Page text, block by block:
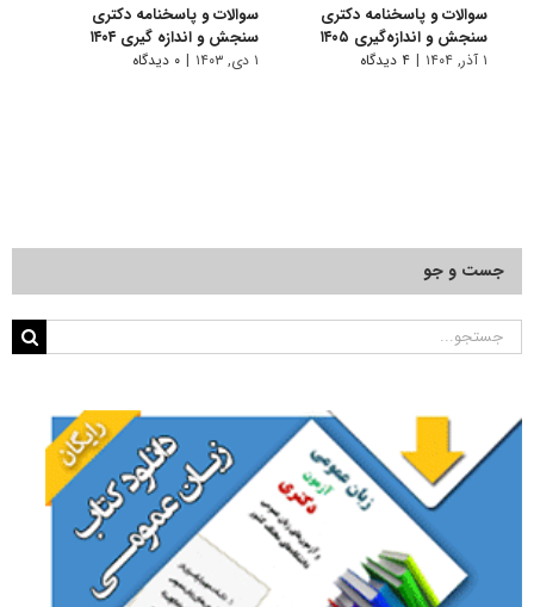
سوالات و پاسخنامه دکتری
سنجش و اندازه‌گیری ۱۴۰۵
۱ آذر, ۱۴۰۴ | ۴ دیدگاه
سوالات و پاسخنامه دکتری
سنجش و اندازه گیری ۱۴۰۴
۱ دی, ۱۴۰۳ | ۰ دیدگاه
جست و جو
جستجو